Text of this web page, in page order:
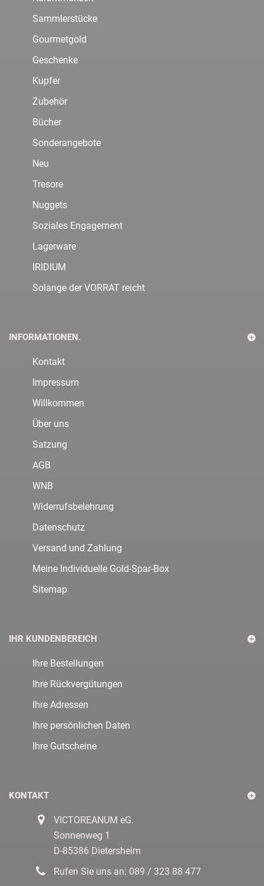
Sammlerstücke
Gourmetgold
Geschenke
Kupfer
Zubehör
Bücher
Sonderangebote
Neu
Tresore
Nuggets
Soziales Engagement
Lagerware
IRIDIUM
Solange der VORRAT reicht
INFORMATIONEN.
Kontakt
Impressum
Willkommen
Über uns
Satzung
AGB
WNB
Widerrufsbelehrung
Datenschutz
Versand und Zahlung
Meine Individuelle Gold-Spar-Box
Sitemap
IHR KUNDENBEREICH
Ihre Bestellungen
Ihre Rückvergütungen
Ihre Adressen
Ihre persönlichen Daten
Ihre Gutscheine
KONTAKT
VICTOREANUM eG.
Sonnenweg 1
D-85386 Dietersheim
Rufen Sie uns an: 089 / 323 88 477